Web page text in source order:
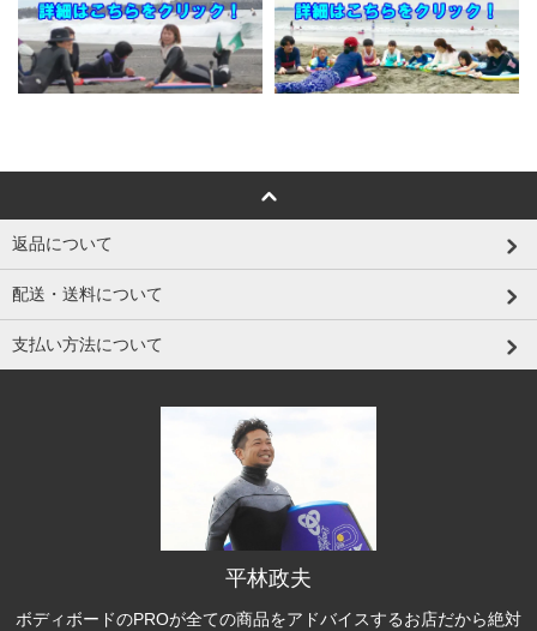
返品について
配送・送料について
支払い方法について
平林政夫
ボディボードのPROが全ての商品をアドバイスするお店だから絶対